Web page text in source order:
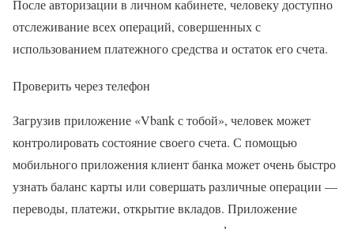
После авторизации в личном кабинете, человеку доступно
отслеживание всех операций, совершенных с
использованием платежного средства и остаток его счета.
Проверить через телефон
Загрузив приложение «Vbank с тобой», человек может
контролировать состояние своего счета. С помощью
мобильного приложения клиент банка может очень быстро
узнать баланс карты или совершать различные операции —
переводы, платежи, открытие вкладов. Приложение